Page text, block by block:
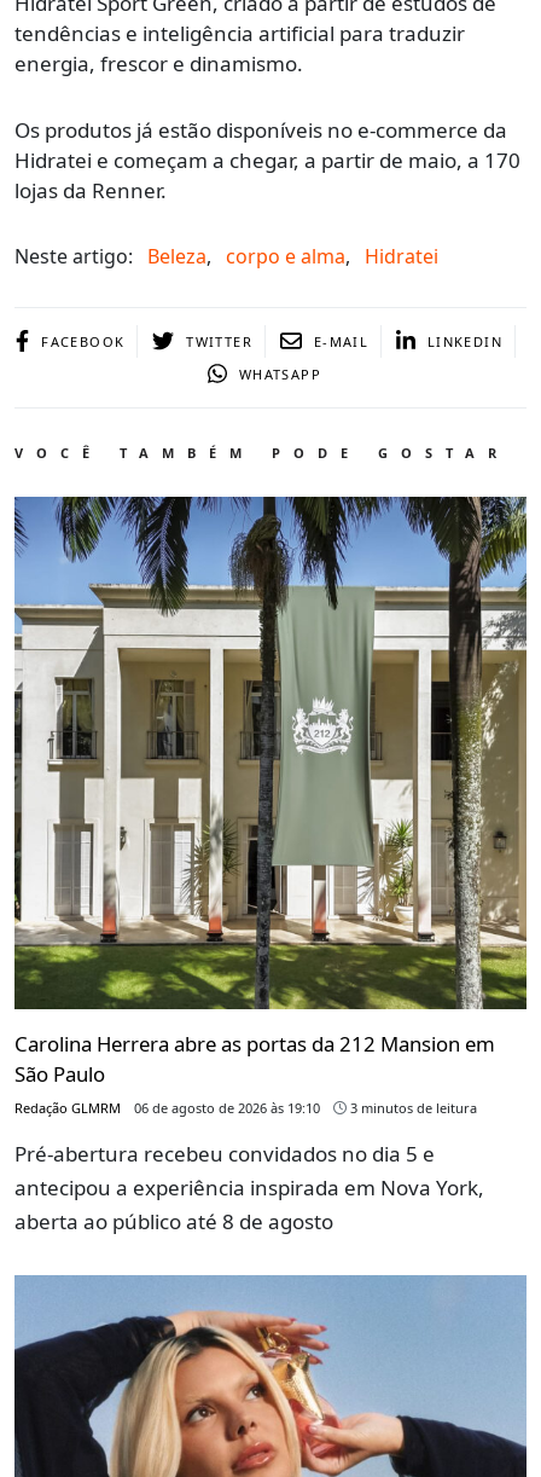
tendências e inteligência artificial para traduzir
energia, frescor e dinamismo.
Os produtos já estão disponíveis no e-commerce da
Hidratei e começam a chegar, a partir de maio, a 170
lojas da Renner.
Neste artigo: Beleza, corpo e alma, Hidratei
FACEBOOK TWITTER E-MAIL
LINKEDIN
WHATSAPP
VOCÊ TAMBÉM PODE GOSTAR
Carolina Herrera abre as portas da 212 Mansion em
São Paulo
Redação GLMRM 06 de agosto de 2026 às 19:10 3 minutos de leitura
Pré-abertura recebeu convidados no dia 5 e
antecipou a experiência inspirada em Nova York,
aberta ao público até 8 de agosto